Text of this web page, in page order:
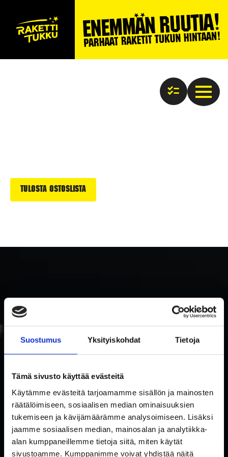
Suostumus Yksityiskohdat Tietoja
Tämä sivusto käyttää evästeitä
Käytämme evästeitä tarjoamamme sisällön ja mainosten
räätälöimiseen, sosiaalisen median ominaisuuksien
tukemiseen ja kävijämäärämme analysoimiseen. Lisäksi
jaamme sosiaalisen median, mainosalan ja analytiikka-
alan kumppaneillemme tietoja siitä, miten käytät
sivustoamme. Kumppanimme voivat yhdistää näitä
Tulosta ostoslista
Tilaa uutiskirje ja saat ensimmäisenä tietoa uutuuksista ja
tarjouksista!
Suostumus
*
Hyväksyn tietosuojaselosteen mukaisen tietojeni käytön.
Sähköposti